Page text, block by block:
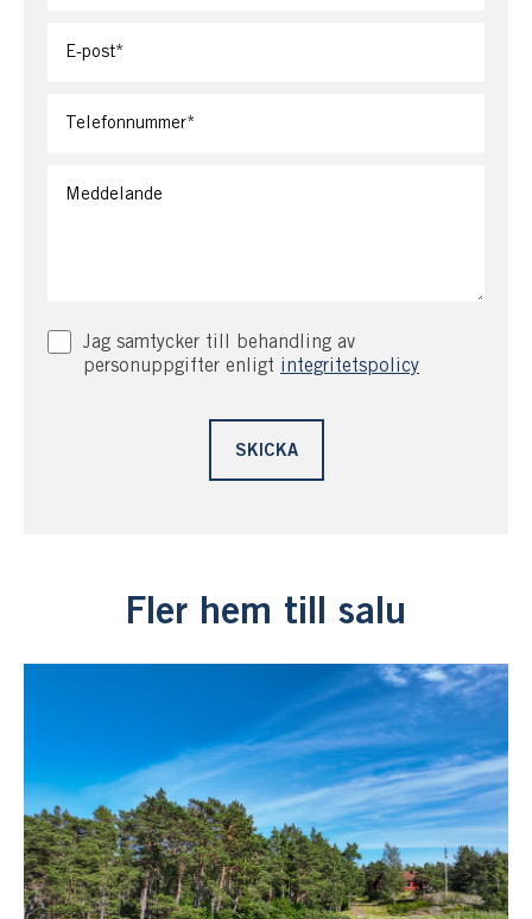
Jag samtycker till behandling av
personuppgifter enligt integritetspolicy
Fler hem till salu